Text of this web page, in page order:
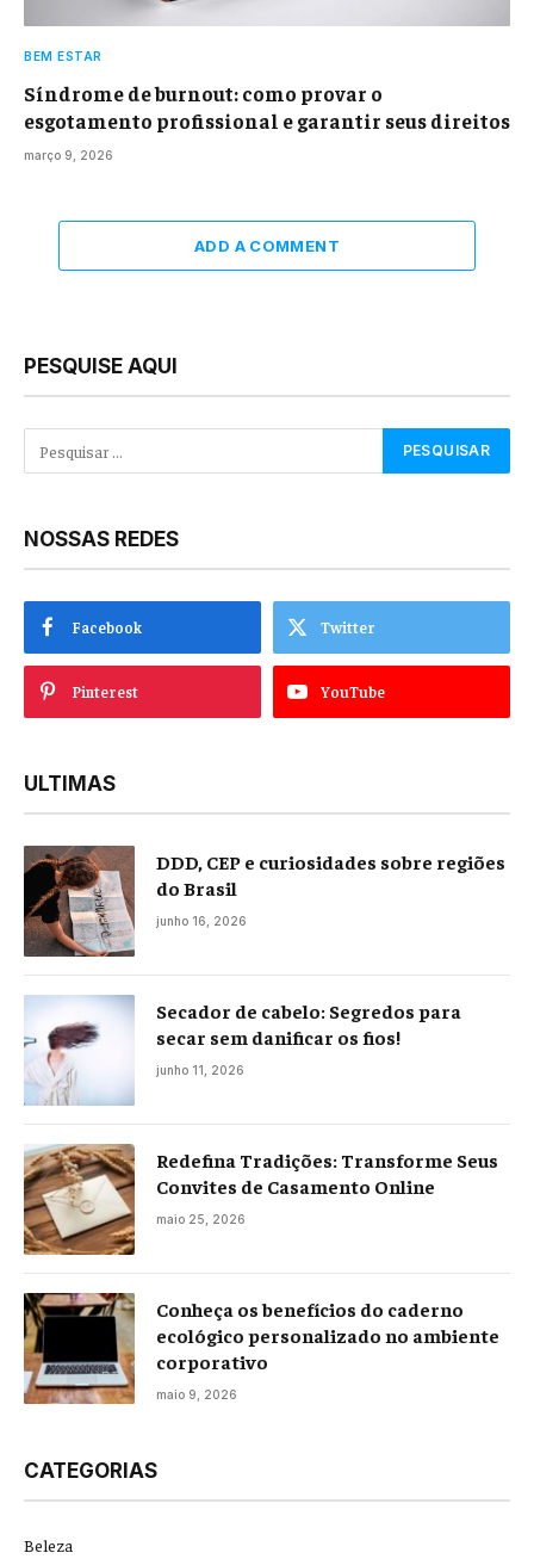
BEM ESTAR
Síndrome de burnout: como provar o
esgotamento profissional e garantir seus direitos
março 9, 2026
ADD A COMMENT
PESQUISE AQUI
NOSSAS REDES
Facebook Twitter
Pinterest YouTube
ULTIMAS
DDD, CEP e curiosidades sobre regiões
do Brasil
junho 16, 2026
Secador de cabelo: Segredos para
secar sem danificar os fios!
junho 11, 2026
Redefina Tradições: Transforme Seus
Convites de Casamento Online
maio 25, 2026
Conheça os benefícios do caderno
ecológico personalizado no ambiente
corporativo
maio 9, 2026
CATEGORIAS
Beleza